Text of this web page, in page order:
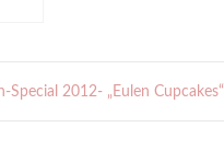
Special 2012- „Eulen Cupcakes“